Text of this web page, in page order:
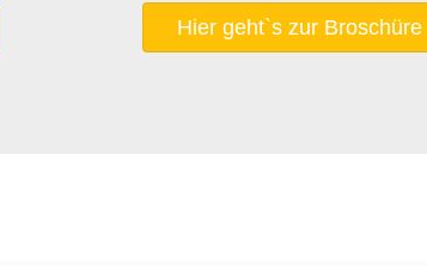
Hier geht`s zur Broschüre